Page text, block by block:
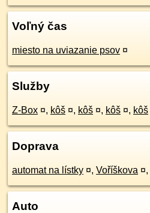
Voľný čas
miesto na uviazanie psov ¤
Služby
Z-Box ¤, kôš ¤, kôš ¤, kôš ¤, kôš
Doprava
automat na lístky ¤, Voříškova ¤,
Auto